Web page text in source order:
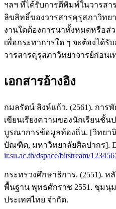
ฯลฯ ที่ได้รับการตีพิมพ์ในวารสา
ลิขสิทธิ์ของวารสารคุรุสภาวิทย
งานใดต้องการนาทั้งหมดหรือส่
เพื่อกระทาการใด ๆ จะต้องได้
วารสารคุรุสภาวิทยาจารย์ก่อนเ
เอกสารอ้างอิง
กมลรัตน์ สิงห์แก้ว. (2561). กา
เขียนเรียงความของนักเรียนชั้
บูรณาการข้อมูลท้องถิ่น. [วิทย
บัณฑิต, มหาวิทยาลัยศิลปากร].
ir.su.ac.th/dspace/bitstream/
กระทรวงศึกษาธิการ. (2551).
พื้นฐาน พุทธศักราช 2551. ชุมนุ
ประเทศไทย จำกัด.